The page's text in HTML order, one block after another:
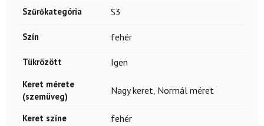
Szűrőkategória S3
Szín fehér
Tükrözött Igen
Keret mérete
(szemüveg)
Nagy keret, Normál méret
Keret színe fehér